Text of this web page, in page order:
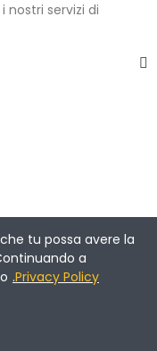
nostri servizi di
E PESCA. All Rights
tu possa avere la
a
.Privacy Policy